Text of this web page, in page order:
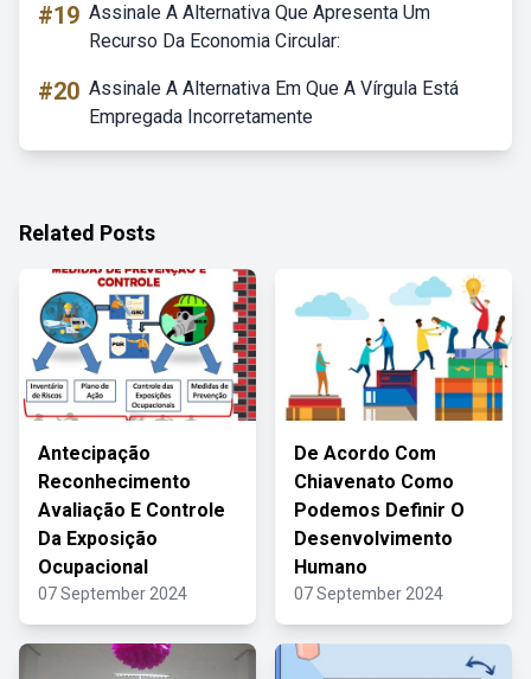
#19 Assinale A Alternativa Que Apresenta Um
Recurso Da Economia Circular:
#20 Assinale A Alternativa Em Que A Vírgula Está
Empregada Incorretamente
Related Posts
Antecipação
Reconhecimento
Avaliação E Controle
Da Exposição
Ocupacional
07 September 2024
De Acordo Com
Chiavenato Como
Podemos Definir O
Desenvolvimento
Humano
07 September 2024